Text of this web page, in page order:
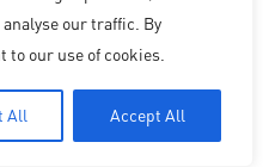
our traffic. By
our use of cookies.
All Accept All
inte Europeiska unionens eller
tar något ansvar för dessa.